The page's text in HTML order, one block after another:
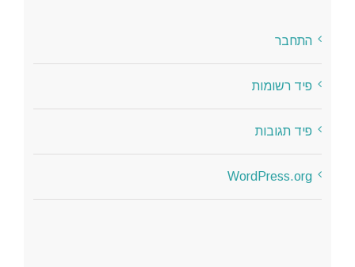
התחבר
פיד רשומות
פיד תגובות
WordPress.org